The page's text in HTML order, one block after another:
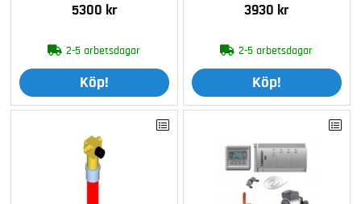
5300 kr
2-5 arbetsdagar
Köp!
3930 kr
2-5 arbetsdagar
Köp!